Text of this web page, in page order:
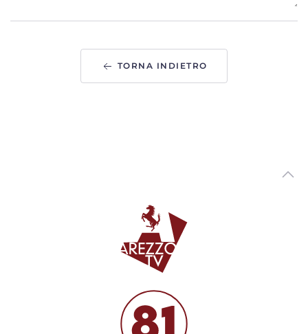
Petrarca con“Jazz on Broadway”
00:01:42 - Lunedì, 27 Luglio 2026
L'abito di Anita Garibaldi arriva in mostra ad Arezzo
00:04:29 - Venerdì, 24 Luglio 2026
Terre d’Arezzo Music Festival, prosegue la XXI edizione
00:02:02 - Mercoledì, 22 Luglio 2026
TORNA INDIETRO